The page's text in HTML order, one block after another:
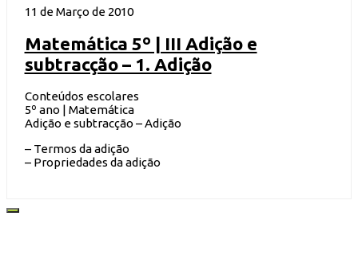
11 de Março de 2010
Matemática 5º | III Adição e
subtracção – 1. Adição
Conteúdos escolares
5º ano | Matemática
Adição e subtracção – Adição
– Termos da adição
– Propriedades da adição